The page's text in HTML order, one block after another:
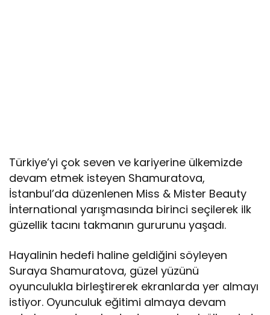
Türkiye’yi çok seven ve kariyerine ülkemizde
devam etmek isteyen Shamuratova,
İstanbul’da düzenlenen Miss & Mister Beauty
İnternational yarışmasında birinci seçilerek ilk
güzellik tacını takmanın gururunu yaşadı.
Hayalinin hedefi haline geldiğini söyleyen
Suraya Shamuratova, güzel yüzünü
oyunculukla birleştirerek ekranlarda yer almayı
istiyor. Oyunculuk eğitimi almaya devam